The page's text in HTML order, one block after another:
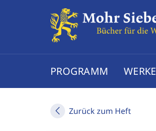
PROGRAMM WERKE
Zurück zum Heft